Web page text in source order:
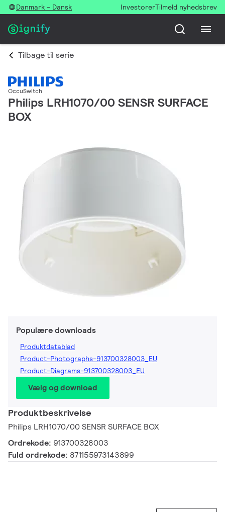
Danmark - Dansk InvestorerTilmeld nyhedsbrev
Tilbage til serie
OccuSwitch
Philips LRH1070/00 SENSR SURFACE
BOX
Populære downloads
Produktdatablad
Product-Photographs-913700328003_EU
Product-Diagrams-913700328003_EU
Vælg og download
Produktbeskrivelse
Philips LRH1070/00 SENSR SURFACE BOX
Ordrekode: 913700328003
Fuld ordrekode: 871155973143899